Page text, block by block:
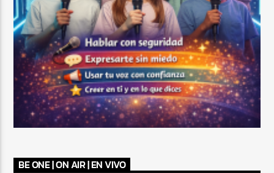
BE ONE | ON AIR | EN VIVO